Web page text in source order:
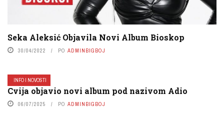
Seka Aleksić Objavila Novi Album Bioskop
30/04/2022 PO ADMINBIGBOJ
INFO I NOVOSTI
Cvija objavio novi album pod nazivom Adio
06/07/2025 PO ADMINBIGBOJ